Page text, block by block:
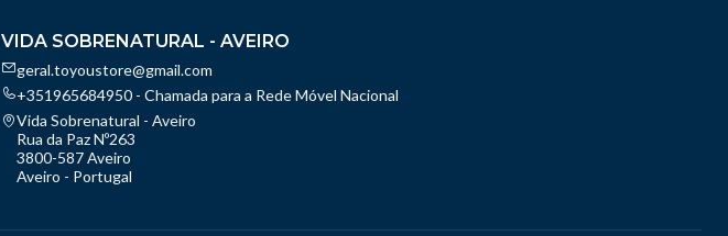
VIDA SOBRENATURAL - AVEIRO
geral.toyoustore@gmail.com
+351965684950 - Chamada para a Rede Móvel Nacional
Vida Sobrenatural - Aveiro
Rua da Paz Nº263
3800-587 Aveiro
Aveiro - Portugal